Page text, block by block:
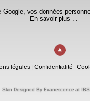
vos données
En savoir plus ...
légales| Confidentialité
Skin Designed By Evanescence at